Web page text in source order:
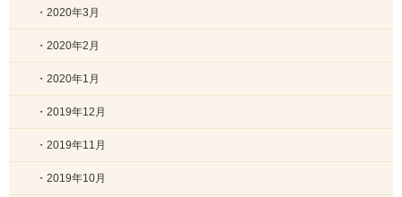
・2020年3月
・2020年2月
・2020年1月
・2019年12月
・2019年11月
・2019年10月